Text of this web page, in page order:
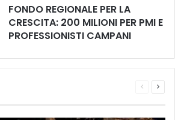
FONDO REGIONALE PER LA
CRESCITA: 200 MILIONI PER PMI E
PROFESSIONISTI CAMPANI
Pagina